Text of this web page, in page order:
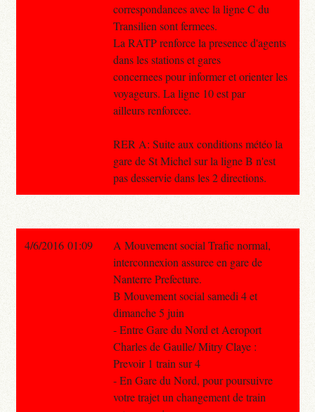
correspondances avec la ligne C du
Transilien sont fermees.
La RATP renforce la presence d'agents
dans les stations et gares
concernees pour informer et orienter les
voyageurs. La ligne 10 est par
ailleurs renforcee.
RER A: Suite aux conditions météo la
gare de St Michel sur la ligne B n'est
pas desservie dans les 2 directions.
4/6/2016 01:09
A Mouvement social Trafic normal,
interconnexion assuree en gare de
Nanterre Prefecture.
B Mouvement social samedi 4 et
dimanche 5 juin
- Entre Gare du Nord et Aeroport
Charles de Gaulle/ Mitry Claye :
Prevoir 1 train sur 4
- En Gare du Nord, pour poursuivre
votre trajet un changement de train